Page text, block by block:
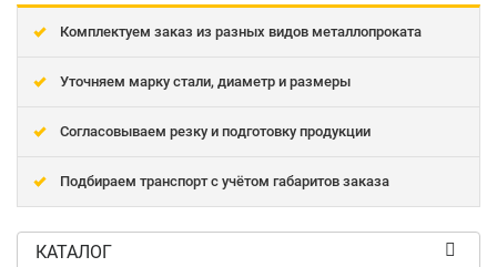
Комплектуем заказ из разных видов металлопроката
Уточняем марку стали, диаметр и размеры
Согласовываем резку и подготовку продукции
Подбираем транспорт с учётом габаритов заказа
КАТАЛОГ